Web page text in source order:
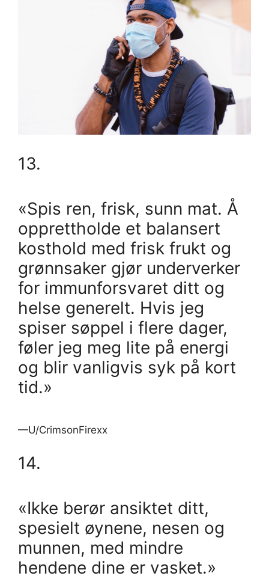
13.
«Spis ren, frisk, sunn mat. Å
opprettholde et balansert
kosthold med frisk frukt og
grønnsaker gjør underverker
for immunforsvaret ditt og
helse generelt. Hvis jeg
spiser søppel i flere dager,
føler jeg meg lite på energi
og blir vanligvis syk på kort
tid.»
—U/CrimsonFirexx
14.
«Ikke berør ansiktet ditt,
spesielt øynene, nesen og
munnen, med mindre
hendene dine er vasket.»